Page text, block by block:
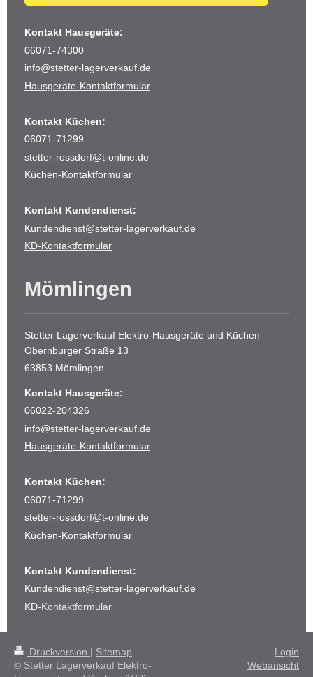
Kontakt Hausgeräte:
06071-74300
info@stetter-lagerverkauf.de
Hausgeräte-Kontaktformular
Kontakt Küchen:
06071-71299
stetter-rossdorf@t-online.de
Küchen-Kontaktformular
Kontakt Kundendienst:
Kundendienst@stetter-lagerverkauf.de
KD-Kontaktformular
Mömlingen
Stetter Lagerverkauf Elektro-Hausgeräte und Küchen
Obernburger Straße 13
63853 Mömlingen
Kontakt Hausgeräte:
06022-204326
info@stetter-lagerverkauf.de
Hausgeräte-Kontaktformular
Kontakt Küchen:
06071-71299
stetter-rossdorf@t-online.de
Küchen-Kontaktformular
Kontakt Kundendienst:
Kundendienst@stetter-lagerverkauf.de
KD-Kontaktformular
Druckversion | Sitemap
© Stetter Lagerverkauf Elektro-
Login
Webansicht